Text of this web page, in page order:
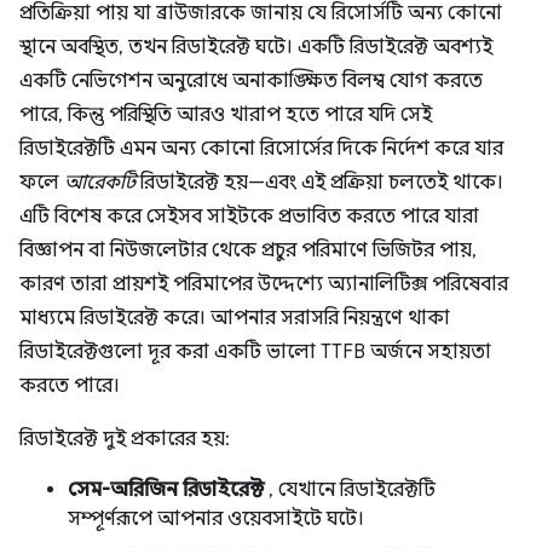
প্রতিক্রিয়া পায় যা ব্রাউজারকে জানায় যে রিসোর্সটি অন্য কোনো
স্থানে অবস্থিত, তখন রিডাইরেক্ট ঘটে। একটি রিডাইরেক্ট অবশ্যই
একটি নেভিগেশন অনুরোধে অনাকাঙ্ক্ষিত বিলম্ব যোগ করতে
পারে, কিন্তু পরিস্থিতি আরও খারাপ হতে পারে যদি সেই
রিডাইরেক্টটি এমন অন্য কোনো রিসোর্সের দিকে নির্দেশ করে যার
ফলে আরেকটিরিডাইরেক্ট হয়—এবং এই প্রক্রিয়া চলতেই থাকে।
এটি বিশেষ করে সেইসব সাইটকে প্রভাবিত করতে পারে যারা
বিজ্ঞাপন বা নিউজলেটার থেকে প্রচুর পরিমাণে ভিজিটর পায়,
কারণ তারা প্রায়শই পরিমাপের উদ্দেশ্যে অ্যানালিটিক্স পরিষেবার
মাধ্যমে রিডাইরেক্ট করে। আপনার সরাসরি নিয়ন্ত্রণে থাকা
রিডাইরেক্টগুলো দূর করা একটি ভালো TTFB অর্জনে সহায়তা
করতে পারে।
রিডাইরেক্ট দুই প্রকারের হয়:
সেম-অরিজিন রিডাইরেক্ট, যেখানে রিডাইরেক্টটি
সম্পূর্ণরূপে আপনার ওয়েবসাইটে ঘটে।